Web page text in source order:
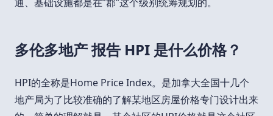
多伦多地产 报告 HPI 是什么价格？
HPI的全称是Home Price Index。是加拿大全国十几个
地产局为了比较准确的了解某地区房屋价格专门设计出来